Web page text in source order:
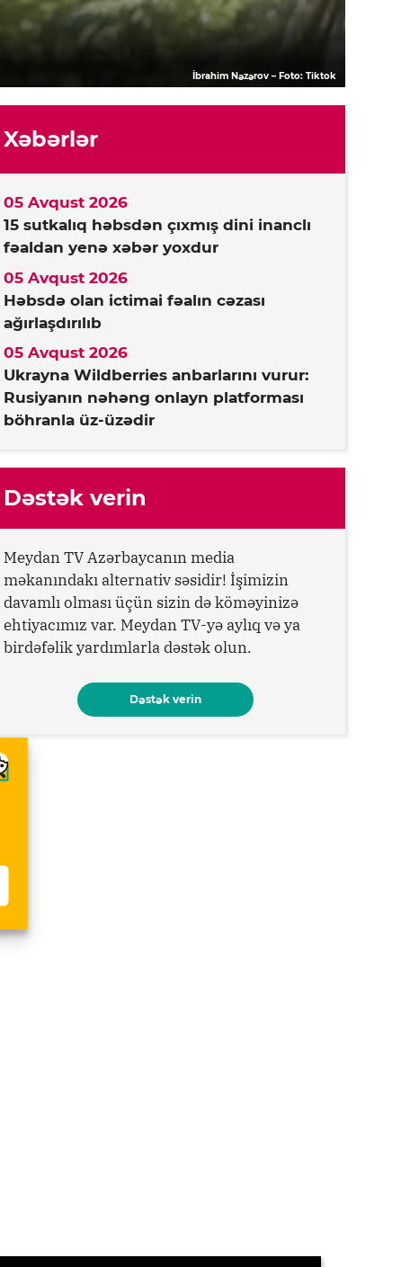
İbrahim Nəzərov – Foto: Tiktok
Xəbərlər
15 sutkalıq həbsdən çıxmış dini inanclı
fəaldan yenə xəbər yoxdur
05 Avqust 2026
Həbsdə olan ictimai fəalın cəzası
ağırlaşdırılıb
05 Avqust 2026
Ukrayna Wildberries anbarlarını vurur:
Rusiyanın nəhəng onlayn platforması
böhranla üz-üzədir
05 Avqust 2026
Dəstək verin
Meydan TV Azərbaycanın media
məkanındakı alternativ səsidir! İşimizin
davamlı olması üçün sizin də köməyinizə
ehtiyacımız var. Meydan TV-yə aylıq və ya
birdəfəlik yardımlarla dəstək olun.
Dəstək verin